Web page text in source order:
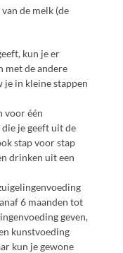
de melk (de
kun je er
met de andere
je in kleine stappen
voor één
je geeft uit de
stap voor stap
drinken uit een
6 maanden tot
geven,
kunstvoeding
kun je gewone